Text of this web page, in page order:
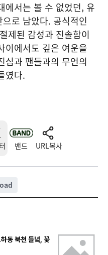
에서는 볼 수 없었던, 유
로 남았다. 공식적인
제된 감성과 진솔함이
이에서도 깊은 여운을
심과 팬들과의 무언의
였다.
밴드 URL복사
동 북천 들녘, 꽃